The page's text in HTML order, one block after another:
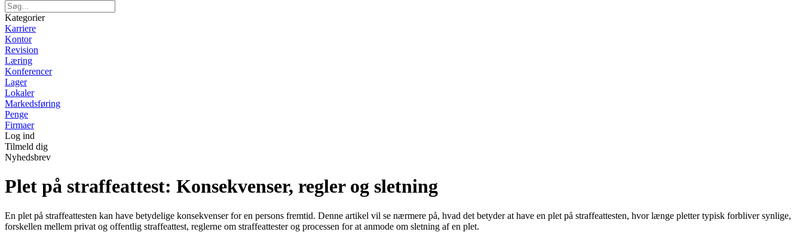
Kategorier
Karriere
Kontor
Revision
Læring
Konferencer
Lager
Lokaler
Markedsføring
Penge
Firmaer
Log ind
Tilmeld dig
Nyhedsbrev
Plet på straffeattest: Konsekvenser, regler og sletning
En plet på straffeattesten kan have betydelige konsekvenser for en persons fremtid. Denne artikel vil se nærmere på, hvad det betyder at have en plet på straffeattesten, hvor længe pletter typisk forbliver synlige,
forskellen mellem privat og offentlig straffeattest, reglerne om straffeattester og processen for at anmode om sletning af en plet.